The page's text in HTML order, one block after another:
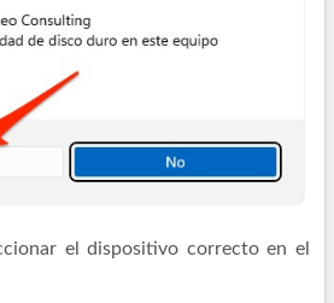
el dispositivo correcto en el